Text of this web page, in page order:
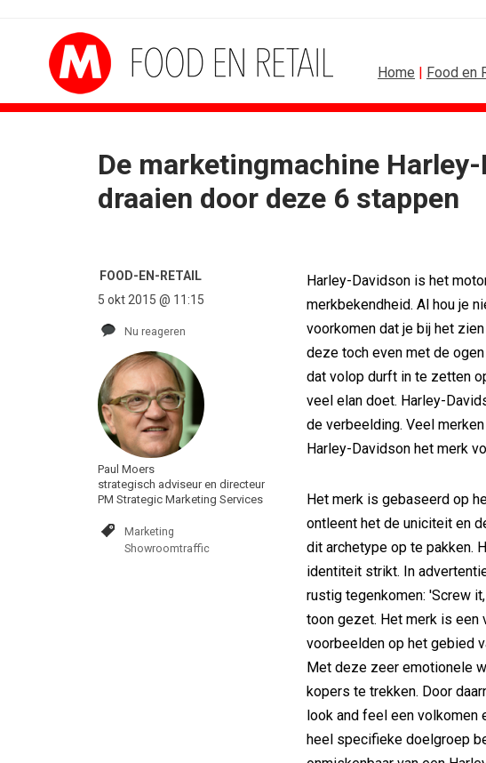
Home | Food en
De marketingmachine
draaien door deze 6 stappen
FOOD-EN-RETAIL
5 okt 2015 @ 11:15
Nu reageren
Paul Moers
strategisch adviseur en directeur
PM Strategic Marketing Services
Marketing
Showroomtraffic
Harley-Davidson is het
merkbekendheid. Al hou je
voorkomen dat je bij het
deze toch even met de
dat volop durft in te zetten
veel elan doet. Harley-
de verbeelding. Veel
Harley-Davidson het merk
Het merk is gebaseerd op
ontleent het de uniciteit en
dit archetype op te pakken.
identiteit strikt. In
rustig tegenkomen: 'Screw
toon gezet. Het merk is een
voorbeelden op het gebied
Met deze zeer emotionele
kopers te trekken. Door
look and feel een volkomen
heel specifieke doelgroep
Marketing mix modelling terug van...
De marketingwereld optimaliseert...
Marketingtransfers week 28, 2026
BUREAUS
Eindelijk een hoofdrol voor Lee...
Lamborghini maakt ambitie leidend
Havas neemt SportVibes over